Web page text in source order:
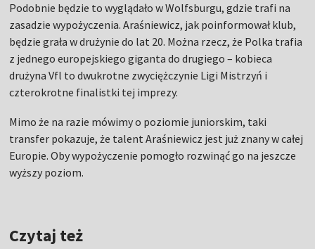
Podobnie będzie to wyglądało w Wolfsburgu, gdzie trafi na
zasadzie wypożyczenia. Araśniewicz, jak poinformował klub,
będzie grała w drużynie do lat 20. Można rzecz, że Polka trafia
z jednego europejskiego giganta do drugiego – kobieca
drużyna Vfl to dwukrotne zwyciężczynie Ligi Mistrzyń i
czterokrotne finalistki tej imprezy.
Mimo że na razie mówimy o poziomie juniorskim, taki
transfer pokazuje, że talent Araśniewicz jest już znany w całej
Europie. Oby wypożyczenie pomogło rozwinąć go na jeszcze
wyższy poziom.
Czytaj też